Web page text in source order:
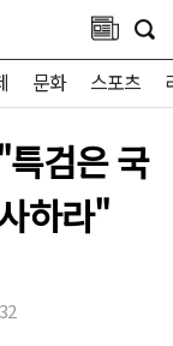
문화 스포츠
검은 국
하라"